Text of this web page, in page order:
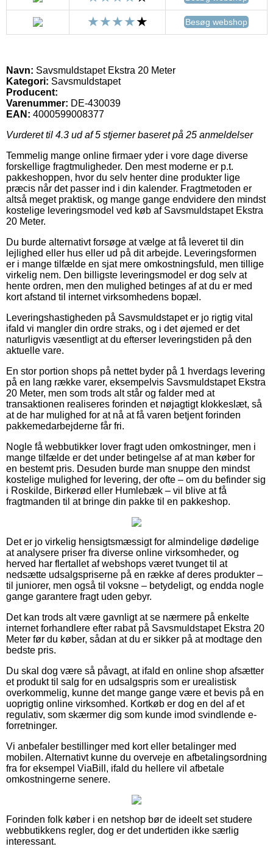
Besøg webshop
Navn: Savsmuldstapet Ekstra 20 Meter
Kategori: Savsmuldstapet
Producent:
Varenummer: DE-430039
EAN: 4000599008377
Vurderet til 4.3 ud af 5 stjerner baseret på 25 anmeldelser
Temmelig mange online firmaer yder i vore dage diverse
forskellige fragtmuligheder. Den mest moderne er p.t.
pakkeshoppen, hvor du selv henter dine produkter lige
præcis når det passer ind i din kalender. Fragtmetoden er
altså meget praktisk, og mange gange endvidere den mindst
kostelige leveringsmodel ved køb af Savsmuldstapet Ekstra
20 Meter.
Du burde alternativt forsøge at vælge at få leveret til din
lejlighed eller hus eller ud på dit arbejde. Leveringsformen
er i mange tilfælde en sjat mere omkostningsfuld, men tillige
virkelig nem. Den billigste leveringsmodel er dog selv at
hente ordren, men den mulighed betinges af at du er med
kort afstand til internet virksomhedens bopæl.
Leveringshastigheden på Savsmuldstapet er jo rigtig vital
ifald vi mangler din ordre straks, og i det øjemed er det
naturligvis væsentligt at du efterser leveringstiden på den
aktuelle vare.
En stor portion shops på nettet byder på 1 hverdags levering
på en lang række varer, eksempelvis Savsmuldstapet Ekstra
20 Meter, men som trods alt står og falder med at
transaktionen realiseres forinden et nøjagtigt klokkeslæt, så
at de har mulighed for at nå at få varen betjent forinden
pakkemedarbejderne får fri.
Nogle få webbutikker lover fragt uden omkostninger, men i
mange tilfælde er det under betingelse af at man køber for
en bestemt pris. Desuden burde man snuppe den mindst
kostelige mulighed for levering, der ofte – om du befinder sig
i Roskilde, Birkerød eller Humlebæk – vil blive at få
fragtmanden til at bringe din pakke til en pakkeshop.
Det er jo virkelig hensigtsmæssigt for almindelige dødelige
at analysere priser fra diverse online virksomheder, og
herved har flertallet af webshops været tvunget til at
nedsætte udsalgspriserne på en række af deres produkter –
til juniorer, men også til voksne – betydeligt, og endda nogle
gange garantere fragt uden gebyr.
Det kan trods alt være gavnligt at se nærmere på enkelte
internet forhandlere efter rabat på Savsmuldstapet Ekstra 20
Meter før du køber, sådan at du er sikker på at modtage den
bedste pris.
Du skal dog være så påvagt, at ifald en online shop afsætter
et produkt til salg for en udsalgspris som er urealistisk
overkommelig, kunne det mange gange være et bevis på en
uoprigtig online virksomhed. Kortkøb er dog en del af et
regulativ, som skærmer dig som kunde imod svindlende e-
forretninger.
Vi anbefaler bestillinger med kort eller betalinger med
mobilen. Alternativt kunne du overveje en afbetalingsordning
fra for eksempel ViaBill, ifald du hellere vil afbetale
omkostningerne senere.
Forinden folk køber i en netshop bør de ideelt set studere
webbutikkens regler, dog er det undertiden ikke særlig
interessant.